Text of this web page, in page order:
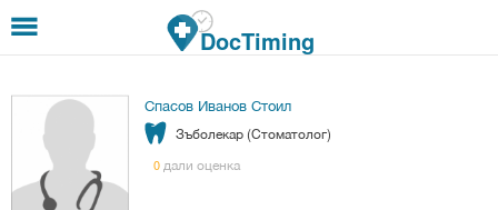
Премини към основното съдържание
DocTiming
Спасов Иванов Стоил
Зъболекар (Стоматолог)
0 дали оценка